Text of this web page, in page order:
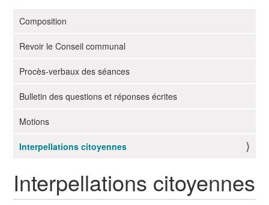
N
v
i
a
i
o
Composition
Revoir le Conseil communal
Procès-verbaux des séances
Bulletin des questions et réponses écrites
Motions
Interpellations citoyennes
Interpellations citoyennes